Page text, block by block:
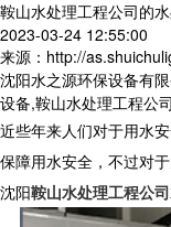
鞍山水处理工程公司的
2023-03-24 12:55:00
来源：http://
沈阳水之源环保设备有
设备,鞍山水处理工程公
近些年来人们对于用水
保障用水安全，不过对
沈阳鞍山水处理工程公司